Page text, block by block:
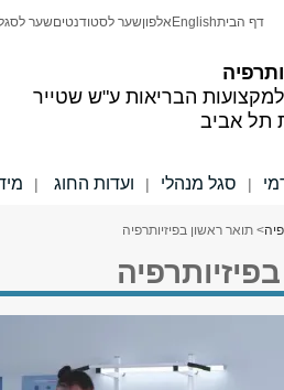
הבריאות ע"ש שטייר
תל אביב
דף הביתEnglish אלפוןשער לסטודנטיםשער
| סגל מנהלי | ועדות החוג |
> תואר ראשון בפיזיותרפיה